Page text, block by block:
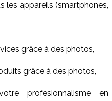
les appareils (smartphones,
grâce à des photos,
grâce à des photos,
profesionnalisme en